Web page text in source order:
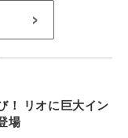
>
！ リオに巨大イン
場